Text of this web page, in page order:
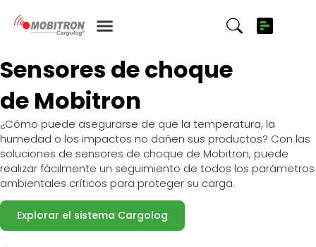
Sensores de choque
Sensores de choque
de Mobitron
¿Cómo puede asegurarse de que la temperatura, la
humedad o los impactos no dañen sus productos? Con las
soluciones de sensores de choque de Mobitron, puede
realizar fácilmente un seguimiento de todos los parámetros
ambientales críticos para proteger su carga.
Explorar el sistema Cargolog